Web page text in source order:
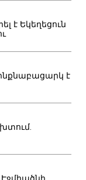
է Եկեղեցուն
է
է